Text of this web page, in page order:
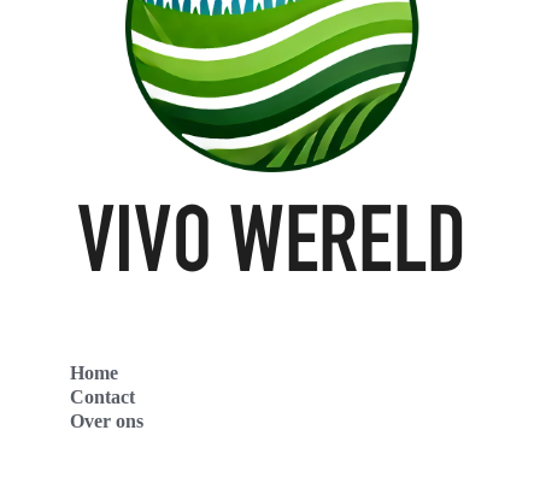
Home
Contact
Over ons